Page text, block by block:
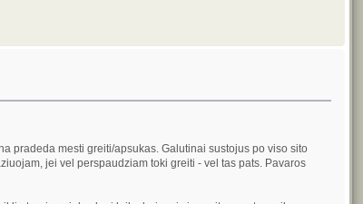
pradeda mesti greiti/apsukas. Galutinai sustojus po viso sito
jei vel perspaudziam toki greiti - vel tas pats. Pavaros